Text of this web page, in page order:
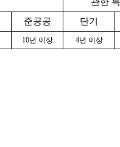
준공공 단기
10년 이상 4년 이상